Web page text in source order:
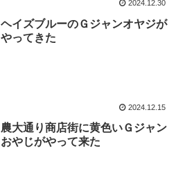
2024.12.30
ヘイズブルーのＧジャンオヤジが
やってきた
2024.12.15
農大通り商店街に黄色いＧジャン
おやじがやって来た